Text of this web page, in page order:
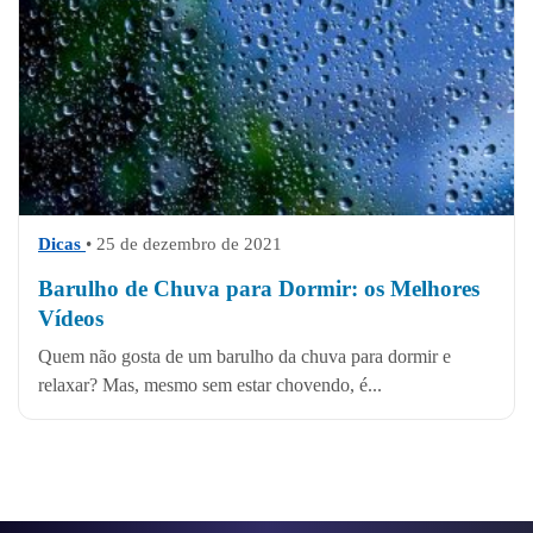
Dicas • 25 de dezembro de 2021
Barulho de Chuva para Dormir: os Melhores
Vídeos
Quem não gosta de um barulho da chuva para dormir e
relaxar? Mas, mesmo sem estar chovendo, é...